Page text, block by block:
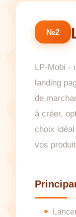
№2
LP-Mobi -
landing
de
à créer,
choix
vos